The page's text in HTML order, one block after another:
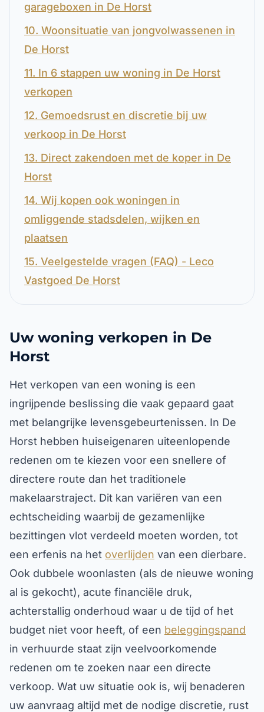
garageboxen in De Horst
10. Woonsituatie van jongvolwassenen in
De Horst
11. In 6 stappen uw woning in De Horst
verkopen
12. Gemoedsrust en discretie bij uw
verkoop in De Horst
13. Direct zakendoen met de koper in De
Horst
14. Wij kopen ook woningen in
omliggende stadsdelen, wijken en
plaatsen
15. Veelgestelde vragen (FAQ) - Leco
Vastgoed De Horst
Uw woning verkopen in De
Horst
Het verkopen van een woning is een
ingrijpende beslissing die vaak gepaard gaat
met belangrijke levensgebeurtenissen. In De
Horst hebben huiseigenaren uiteenlopende
redenen om te kiezen voor een snellere of
directere route dan het traditionele
makelaarstraject. Dit kan variëren van een
echtscheiding waarbij de gezamenlijke
bezittingen vlot verdeeld moeten worden, tot
een erfenis na het overlijden van een dierbare.
Ook dubbele woonlasten (als de nieuwe woning
al is gekocht), acute financiële druk,
achterstallig onderhoud waar u de tijd of het
budget niet voor heeft, of een beleggingspand
in verhuurde staat zijn veelvoorkomende
redenen om te zoeken naar een directe
verkoop. Wat uw situatie ook is, wij benaderen
uw aanvraag altijd met de nodige discretie, rust